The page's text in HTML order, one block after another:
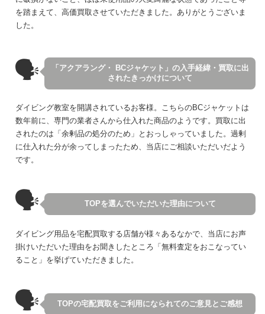
を踏まえて、高価買取させていただきました。ありがとうございま
した。
🗣
「アクアラング・ BCジャケット」の入手経緯・買取に出
されたきっかけについて
ダイビング教室を開講されているお客様。こちらのBCジャケットは
数年前に、専門の業者さんから仕入れた商品のようです。買取に出
されたのは「余剰品の処分のため」とおっしゃっていました。過剰
に仕入れた分が余ってしまったため、当店にご相談いただいだよう
です。
🗣 TOPを選んでいただいた理由について
ダイビング用品を宅配買取する店舗が様々あるなかで、当店にお声
掛けいただいた理由をお聞きしたところ「無料査定をおこなってい
ること」を挙げていただきました。
🗣 TOPの宅配買取をご利用になられてのご意見とご感想